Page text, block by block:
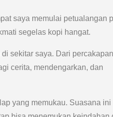
saya memulai petualangan
segelas kopi hangat.
sekitar saya. Dari
cerita, mendengarkan, dan
yang memukau. Suasana ini